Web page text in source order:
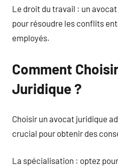
Le droit du travail : un
pour résoudre les conflits
employés.
Comment
Juridique ?
Choisir un avocat juridique
crucial pour obtenir des
La spécialisation : optez